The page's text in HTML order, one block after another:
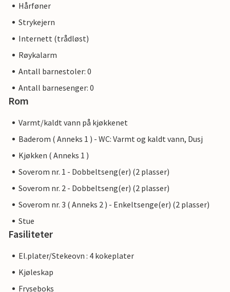
Hårføner
Strykejern
Internett (trådløst)
Røykalarm
Antall barnestoler: 0
Antall barnesenger: 0
Rom
Varmt/kaldt vann på kjøkkenet
Baderom ( Anneks 1 ) - WC: Varmt og kaldt vann, Dusj
Kjøkken ( Anneks 1 )
Soverom nr. 1 - Dobbeltseng(er) (2 plasser)
Soverom nr. 2 - Dobbeltseng(er) (2 plasser)
Soverom nr. 3 ( Anneks 2 ) - Enkeltsenge(er) (2 plasser)
Stue
Fasiliteter
El.plater/Stekeovn : 4 kokeplater
Kjøleskap
Fryseboks